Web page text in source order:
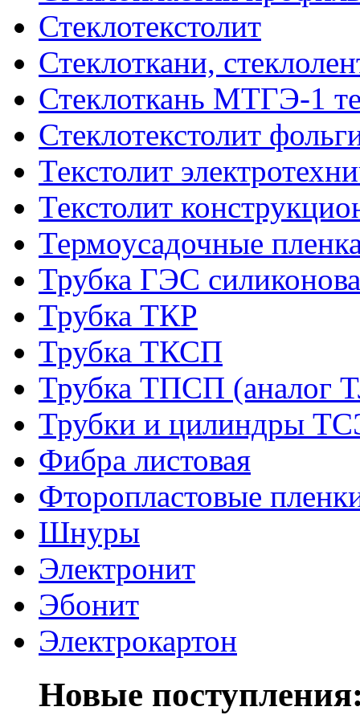
Стеклотекстолит
Стеклоткани,
Стеклоткань МТГЭ-1
Стеклотекстолит
Текстолит
Текстолит
Термоусадочные
Трубка ГЭС
Трубка ТКР
Трубка ТКСП
Трубка ТПСП (аналог
Трубки и цилиндры
Фибра листовая
Фторопластовые
Шнуры
Электронит
Эбонит
Электрокартон
Новые